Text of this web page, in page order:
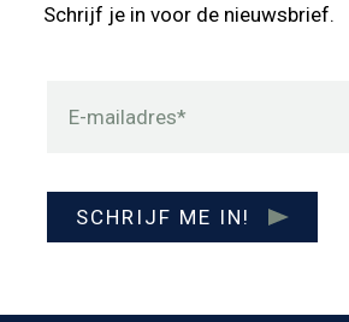
Schrijf je in voor de nieuwsbrief.
E-mailadres*
SCHRIJF ME IN!